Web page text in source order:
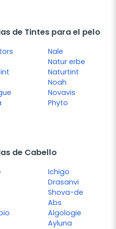
de Tintes para el pelo
Nale
Natur erbe
Naturtint
Noah
Novavis
Phyto
de Cabello
Ichigo
Drasanvi
Shova-de
Abs
Algologie
Ayluna